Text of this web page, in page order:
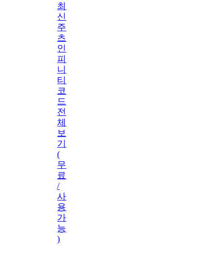
최
신
주
츠
인
피
니
티
코
드
전
체
보
기
(
무
료
/
사
용
가
능
)